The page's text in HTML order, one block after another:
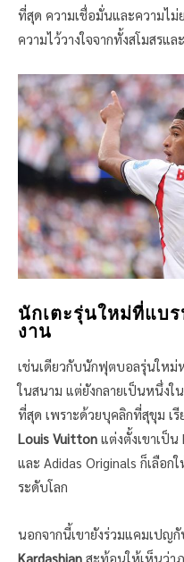
ที่สุด ความเชื่อมั่นและความไม่
ความไว้วางใจจากทั้งสโมสรแ
นักเตะรุ่นใหม่ที่แบ
งาน
เช่นเดียวกับนักฟุตบอลรุ่นใหม่
ในสนาม แต่ยังกลายเป็นหนึ่ง
ที่สุด เพราะด้วยบุคลิกที่สุขุม เ
Louis Vuitton แต่งตั้งเขาเป็
และ Adidas Originals ก็เลือ
ระดับโลก
นอกจากนี้เขายังร่วมแคมเปญกั
Kardashian สะท้อนให้เห็นว่า